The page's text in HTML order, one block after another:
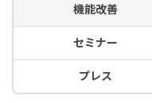
機能改善
セミナー
プレス